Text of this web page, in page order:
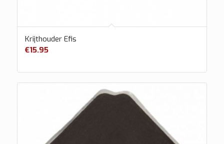
Krijthouder Efis
€15.95